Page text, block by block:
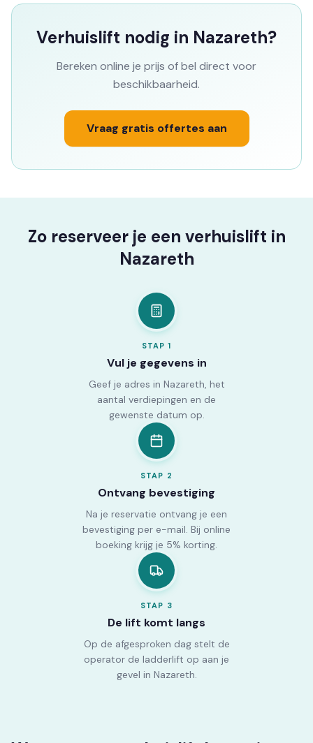
Verhuislift nodig in Nazareth?
Bereken online je prijs of bel direct voor
beschikbaarheid.
Vraag gratis offertes aan
Zo reserveer je een verhuislift in
Nazareth
STAP1
Vul je gegevens in
Geef je adres in Nazareth, het
aantal verdiepingen en de
gewenste datum op.
STAP 2
Ontvang bevestiging
Na je reservatie ontvang je een
bevestiging per e-mail. Bij online
boeking krijg je 5% korting.
STAP 3
De lift komt langs
Op de afgesproken dag stelt de
operator de ladderlift op aan je
gevel in Nazareth.